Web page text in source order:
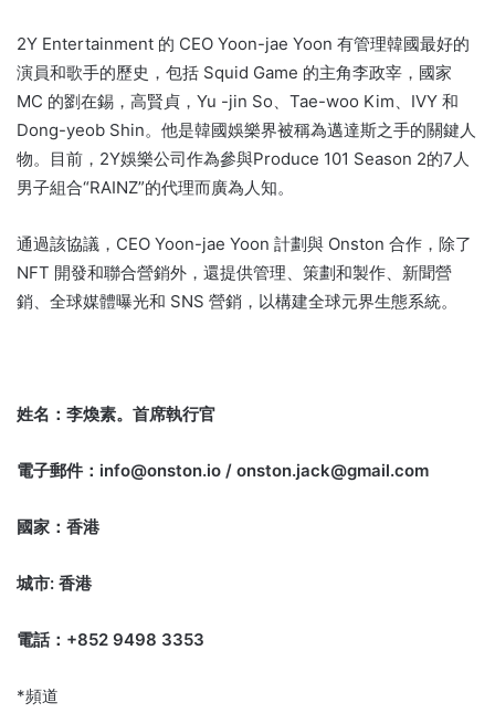
2Y Entertainment 的 CEO Yoon-jae Yoon 有管理韓國最好的
演員和歌手的歷史，包括 Squid Game 的主角李政宰，國家
MC 的劉在錫，高賢貞，Yu -jin So、Tae-woo Kim、IVY 和
Dong-yeob Shin。 他是韓國娛樂界被稱為邁達斯之手的關鍵人
物。
目前，2Y娛樂公司作為參與Produce 101 Season 2的7人
男子組合“RAINZ”的代理而廣為人知。
通過該協議，CEO Yoon-jae Yoon 計劃與 Onston 合作，除了
NFT 開發和聯合營銷外，還提供管理、策劃和製作、新聞營
銷、全球媒體曝光和 SNS 營銷，以構建全球元界生態系統。
姓名：李煥素。 首席執行官
電子郵件： info@onston.io / onston.jack@gmail.com
國家：香港
城市: 香港
電話：+852 9498 3353
*頻道